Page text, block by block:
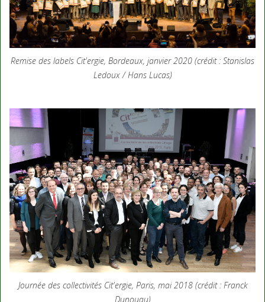
Remise des labels Cit'ergie, Bordeaux, janvier 2020 (crédit : Stanislas
Ledoux / Hans Lucas)
Journée des collectivités Cit'ergie, Paris, mai 2018 (crédit : Franck
Dunouau)